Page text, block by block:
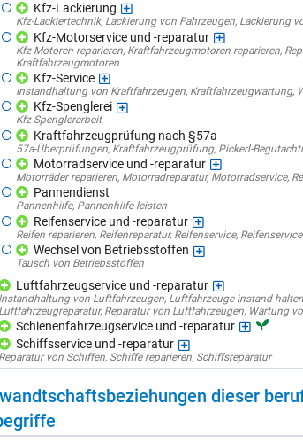
Kfz-Lackierung
Kfz-Lackiertechnik, Lackierung von Fahrzeugen, Lackierung
Kfz-Motorservice und -reparatur
Kfz-Motoren reparieren, Kraftfahrzeugmotoren reparieren,
Kraftfahrzeugmotoren
Kfz-Service
Instandhaltung von Kraftfahrzeugen, Kraftfahrzeugwartung,
Kfz-Spenglerei
Kfz-Spenglerarbeit
Kraftfahrzeugprüfung nach §57a
57a-Überprüfungen, Kraftfahrzeugprüfung, Pickerl-
Motorradservice und -reparatur
Motorräder reparieren, Motorradreparatur, Motorradservice,
Pannendienst
Pannenhilfe, Pannenhilfe leisten
Reifenservice und -reparatur
Reifen reparieren, Reifenreparatur, Reifenservice,
Wechsel von Betriebsstoffen
Tausch von Betriebsstoffen
Luftfahrzeugservice und -reparatur
Instandhaltung von Luftfahrzeugen, Luftfahrzeuge instand halten
Luftfahrzeugreparatur, Reparatur von Luftfahrzeugen, Wartung
Schienenfahrzeugservice und -reparatur
Schiffsservice und -reparatur
Reparatur von Schiffen, Schiffe reparieren, Schiffsreparatur
die­ser